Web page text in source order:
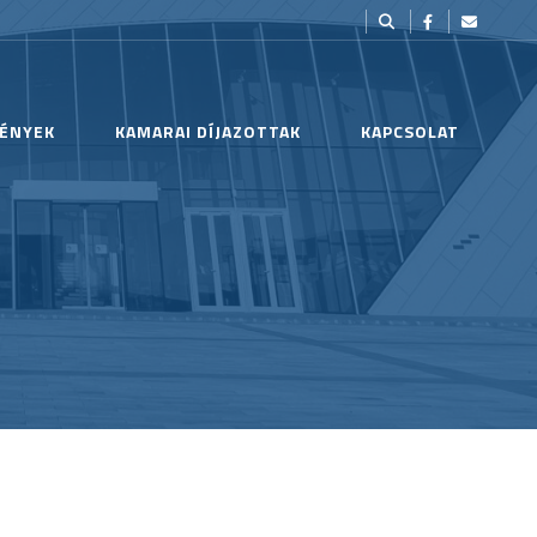
KAMARAI DÍJAZOTTAK KAPCSOLAT